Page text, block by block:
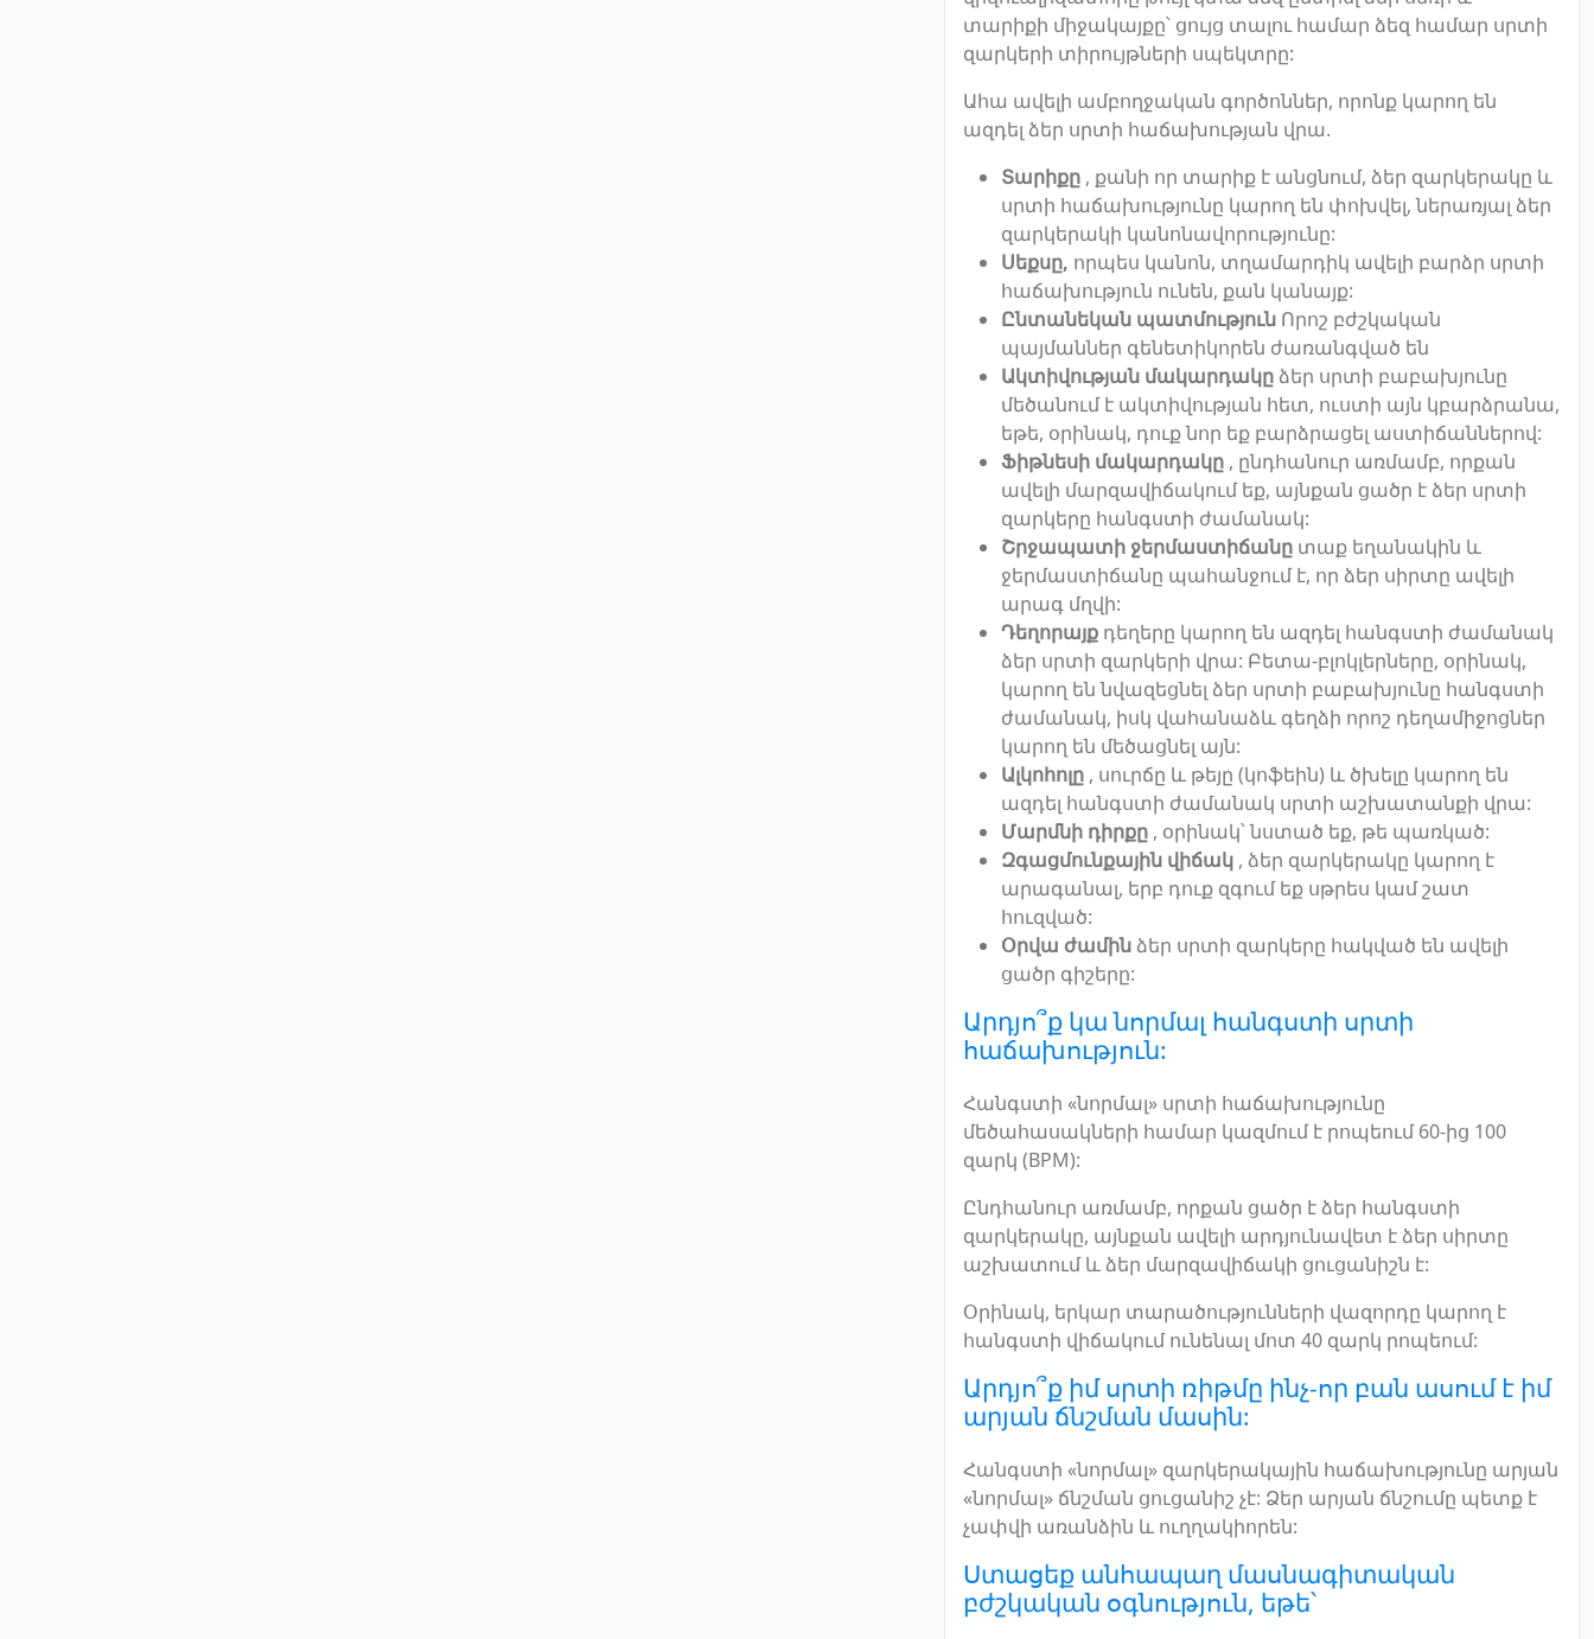
տարիքի միջակայքը՝ ցույց տալու համար ձեզ համար սրտի
զարկերի տիրույթների սպեկտրը:
Ահա ավելի ամբողջական գործոններ, որոնք կարող են
ազդել ձեր սրտի հաճախության վրա.
Տարիքը , քանի որ տարիք է անցնում, ձեր զարկերակը և
սրտի հաճախությունը կարող են փոխվել, ներառյալ ձեր
զարկերակի կանոնավորությունը:
Սեքսը, որպես կանոն, տղամարդիկ ավելի բարձր սրտի
հաճախություն ունեն, քան կանայք:
Ընտանեկան պատմություն Որոշ բժշկական
պայմաններ գենետիկորեն ժառանգված են
Ակտիվության մակարդակը ձեր սրտի բաբախյունը
մեծանում է ակտիվության հետ, ուստի այն կբարձրանա,
եթե, օրինակ, դուք նոր եք բարձրացել աստիճաններով:
Ֆիթնեսի մակարդակը , ընդհանուր առմամբ, որքան
ավելի մարզավիճակում եք, այնքան ցածր է ձեր սրտի
զարկերը հանգստի ժամանակ:
Շրջապատի ջերմաստիճանը տաք եղանակին և
ջերմաստիճանը պահանջում է, որ ձեր սիրտը ավելի
արագ մղվի:
Դեղորայք դեղերը կարող են ազդել հանգստի ժամանակ
ձեր սրտի զարկերի վրա: Բետա-բլոկլերները, օրինակ,
կարող են նվազեցնել ձեր սրտի բաբախյունը հանգստի
ժամանակ, իսկ վահանաձև գեղձի որոշ դեղամիջոցներ
կարող են մեծացնել այն:
Ալկոհոլը , սուրճը և թեյը (կոֆեին) և ծխելը կարող են
ազդել հանգստի ժամանակ սրտի աշխատանքի վրա:
Մարմնի դիրքը , օրինակ՝ նստած եք, թե պառկած:
Զգացմունքային վիճակ , ձեր զարկերակը կարող է
արագանալ, երբ դուք զգում եք սթրես կամ շատ
հուզված:
Օրվա ժամին ձեր սրտի զարկերը հակված են ավելի
ցածր գիշերը:
Արդյո՞ք կա նորմալ հանգստի սրտի
հաճախություն:
Հանգստի «նորմալ» սրտի հաճախությունը
մեծահասակների համար կազմում է րոպեում 60-ից 100
զարկ (BPM):
Ընդհանուր առմամբ, որքան ցածր է ձեր հանգստի
զարկերակը, այնքան ավելի արդյունավետ է ձեր սիրտը
աշխատում և ձեր մարզավիճակի ցուցանիշն է:
Օրինակ, երկար տարածությունների վազորդը կարող է
հանգստի վիճակում ունենալ մոտ 40 զարկ րոպեում:
Արդյո՞ք իմ սրտի ռիթմը ինչ-որ բան ասում է իմ
արյան ճնշման մասին:
Հանգստի «նորմալ» զարկերակային հաճախությունը արյան
«նորմալ» ճնշման ցուցանիշ չէ: Ձեր արյան ճնշումը պետք է
չափվի առանձին և ուղղակիորեն:
Ստացեք անհապաղ մասնագիտական
բժշկական օգնություն, եթե՝